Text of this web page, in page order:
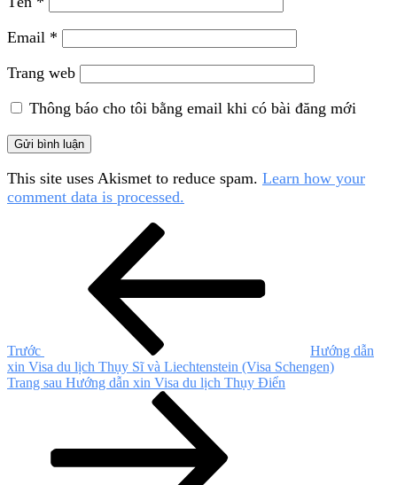
Email *
Trang web
Thông báo cho tôi bằng email khi có bài đăng mới
This site uses Akismet to reduce spam. Learn how your
comment data is processed.
Trước
Hướng dẫn
xin Visa du lịch Thụy Sĩ và Liechtenstein (Visa Schengen)
Bài
Trang sau Hướng dẫn xin Visa du lịch Thụy Điển